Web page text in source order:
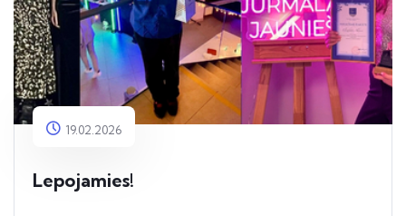
19.02.2026
Lepojamies!